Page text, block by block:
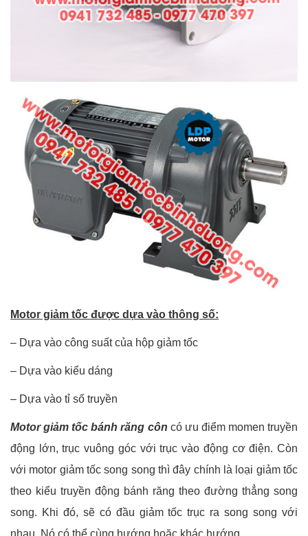
Motor giảm tốc được dựa vào thông số:
– Dựa vào công suất của hộp giảm tốc
– Dựa vào kiểu dáng
– Dựa vào tỉ số truyền
Motor giảm tốc bánh răng côn có ưu điểm momen truyền
động lớn, trục vuông góc với trục vào động cơ điện. Còn
với motor giảm tốc song song thì đây chính là loại giảm tốc
theo kiểu truyền động bánh răng theo đường thẳng song
song. Khi đó, sẽ có đầu giảm tốc trục ra song song với
nhau. Nó có thể cùng hướng hoặc khác hướng.